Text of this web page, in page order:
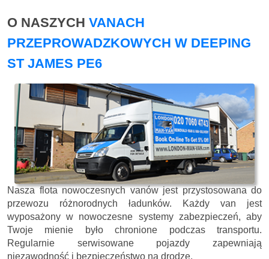
O NASZYCH VANACH
PRZEPROWADZKOWYCH W DEEPING
ST JAMES PE6
Nasza flota nowoczesnych vanów jest przystosowana do
przewozu różnorodnych ładunków. Każdy van jest
wyposażony w nowoczesne systemy zabezpieczeń, aby
Twoje mienie było chronione podczas transportu.
Regularnie serwisowane pojazdy zapewniają
niezawodność i bezpieczeństwo na drodze.